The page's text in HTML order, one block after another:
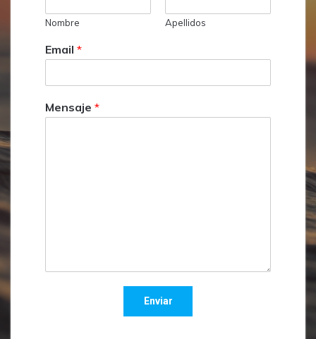
Nombre Apellidos
Email *
Mensaje *
Enviar